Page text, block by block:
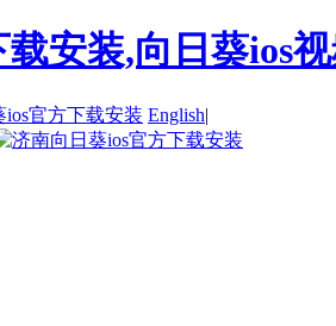
安装,向日葵ios
ios官方下载安装 English|